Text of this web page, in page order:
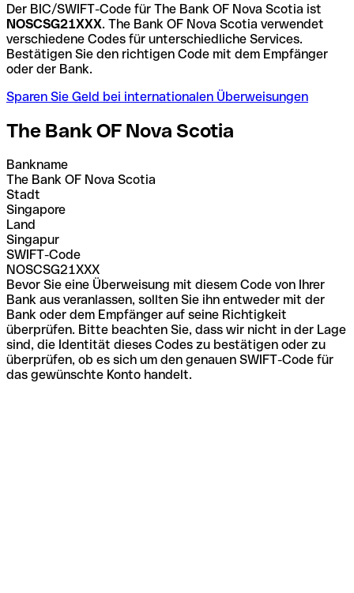
Der BIC/SWIFT-Code für The Bank OF Nova Scotia ist
NOSCSG21XXX. The Bank OF Nova Scotia verwendet
verschiedene Codes für unterschiedliche Services.
Bestätigen Sie den richtigen Code mit dem Empfänger
oder der Bank.
Sparen Sie Geld bei internationalen Überweisungen
The Bank OF Nova Scotia
Bankname
The Bank OF Nova Scotia
Stadt
Singapore
Land
Singapur
SWIFT-Code
NOSCSG21XXX
Bevor Sie eine Überweisung mit diesem Code von Ihrer
Bank aus veranlassen, sollten Sie ihn entweder mit der
Bank oder dem Empfänger auf seine Richtigkeit
überprüfen. Bitte beachten Sie, dass wir nicht in der Lage
sind, die Identität dieses Codes zu bestätigen oder zu
überprüfen, ob es sich um den genauen SWIFT-Code für
das gewünschte Konto handelt.